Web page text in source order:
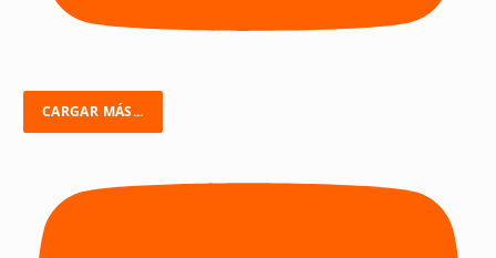
CARGAR MÁS...